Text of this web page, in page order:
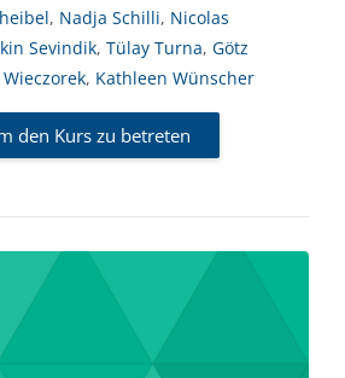
, Nadja Schilli, Nicolas
Sevindik, Tülay Turna, Götz
, Kathleen Wünscher
den Kurs zu betreten